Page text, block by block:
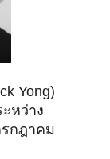
Yong)
หว่าง
กฎาคม